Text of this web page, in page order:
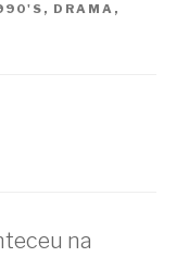
, DRAMA ,
na